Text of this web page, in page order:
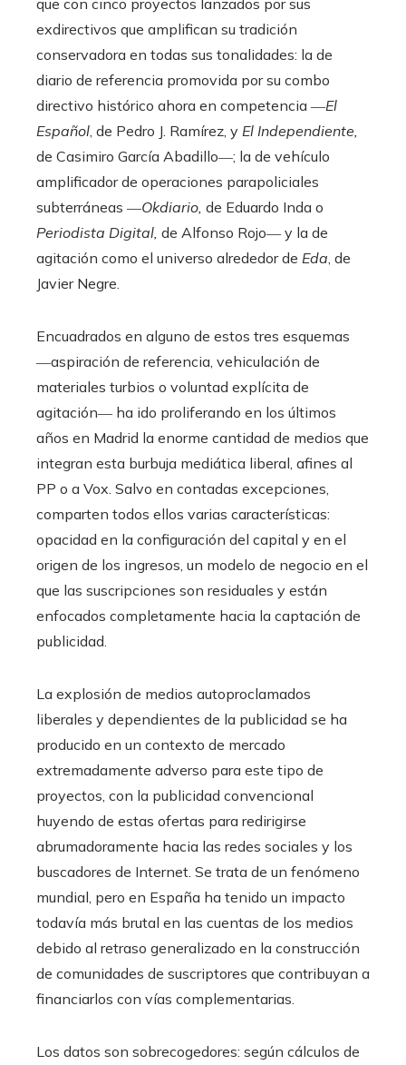
exdirectivos que amplifican su tradición
conservadora en todas sus tonalidades: la de
diario de referencia promovida por su combo
directivo histórico ahora en competencia ―El
Español , de Pedro J. Ramírez, y El Independiente,
de Casimiro García Abadillo―; la de vehículo
amplificador de operaciones parapoliciales
subterráneas ―Okdiario, de Eduardo Inda o
Periodista Digital, de Alfonso Rojo― y la de
agitación como el universo alrededor de Eda , de
Javier Negre.
Encuadrados en alguno de estos tres esquemas
―aspiración de referencia, vehiculación de
materiales turbios o voluntad explícita de
agitación― ha ido proliferando en los últimos
años en Madrid la enorme cantidad de medios que
integran esta burbuja mediática liberal, afines al
PP o a Vox. Salvo en contadas excepciones,
comparten todos ellos varias características:
opacidad en la configuración del capital y en el
origen de los ingresos, un modelo de negocio en el
que las suscripciones son residuales y están
enfocados completamente hacia la captación de
publicidad.
La explosión de medios autoproclamados
liberales y dependientes de la publicidad se ha
producido en un contexto de mercado
extremadamente adverso para este tipo de
proyectos, con la publicidad convencional
huyendo de estas ofertas para redirigirse
abrumadoramente hacia las redes sociales y los
buscadores de Internet. Se trata de un fenómeno
mundial, pero en España ha tenido un impacto
todavía más brutal en las cuentas de los medios
debido al retraso generalizado en la construcción
de comunidades de suscriptores que contribuyan a
financiarlos con vías complementarias.
Los datos son sobrecogedores: según cálculos de